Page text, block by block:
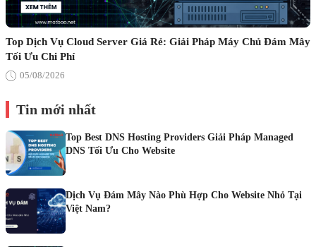
Top Dịch Vụ Cloud Server Giá Rẻ: Giải Pháp Máy Chủ Đám Mây
Tối Ưu Chi Phí
05/08/2026
Tin mới nhất
Top Best DNS Hosting Providers Giải Pháp Managed
DNS Tối Ưu Cho Website
Dịch Vụ Đám Mây Nào Phù Hợp Cho Website Nhỏ Tại
Việt Nam?